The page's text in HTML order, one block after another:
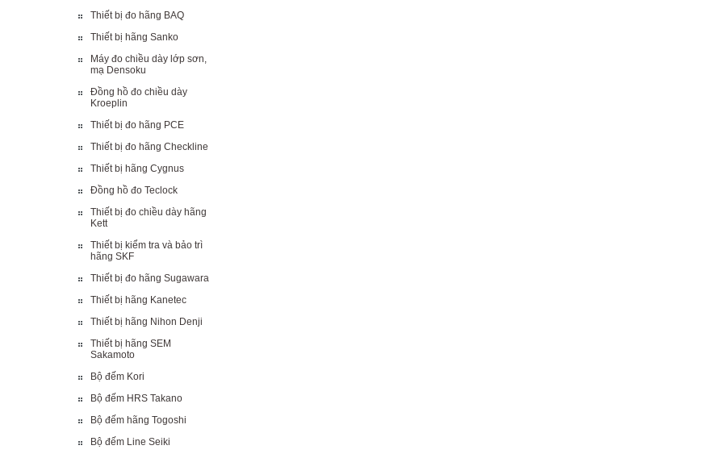
Thiết bị đo hãng BAQ
Thiết bị hãng Sanko
Máy đo chiều dày lớp sơn,
mạ Densoku
Đồng hồ đo chiều dày
Kroeplin
Thiết bị đo hãng PCE
Thiết bị đo hãng Checkline
Thiết bị hãng Cygnus
Đồng hồ đo Teclock
Thiết bị đo chiều dày hãng
Kett
Thiết bị kiểm tra và bảo trì
hãng SKF
Thiết bị đo hãng Sugawara
Thiết bị hãng Kanetec
Thiết bị hãng Nihon Denji
Thiết bị hãng SEM
Sakamoto
Bộ đếm Kori
Bộ đếm HRS Takano
Bộ đếm hãng Togoshi
Bộ đếm Line Seiki